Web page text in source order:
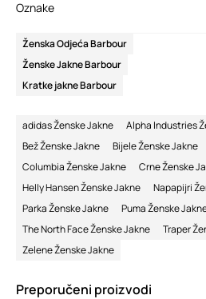
Oznake
Ženska Odjeća Barbour
Ženske Jakne Barbour
Kratke jakne Barbour
adidas Ženske Jakne
Alpha Industries
Bež Ženske Jakne
Bijele Ženske Jakne
Columbia Ženske Jakne
Crne Ženske
Helly Hansen Ženske Jakne
Napapijri
Parka Ženske Jakne
Puma Ženske
The North Face Ženske Jakne
Traper
Zelene Ženske Jakne
Preporučeni proizvodi